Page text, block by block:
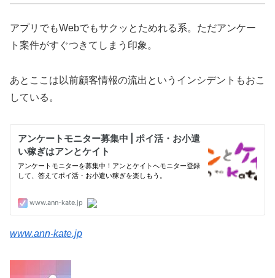
アプリでもWebでもサクッとためれる系。ただアンケー
ト案件がすぐつきてしまう印象。
あとここは以前顧客情報の流出というインシデントもおこ
している。
www.ann-kate.jp